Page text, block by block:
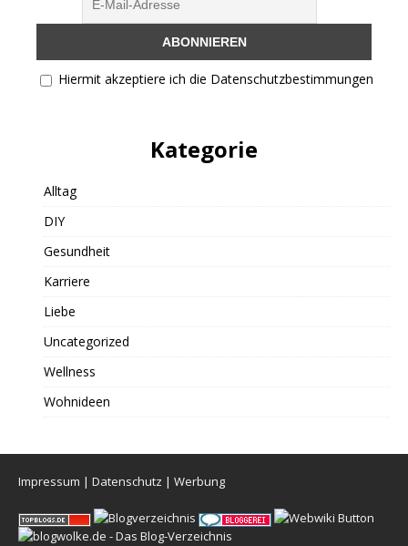
Hiermit akzeptiere ich die Datenschutzbestimmungen
Kategorie
Alltag
DIY
Gesundheit
Karriere
Liebe
Uncategorized
Wellness
Wohnideen
Impressum | Datenschutz | Werbung